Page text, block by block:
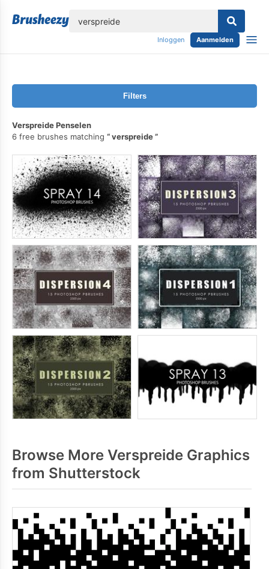
Inloggen Aanmelden
Filters
Verspreide Penselen
6 free brushes matching
verspreide
Browse More Verspreide Graphics
from Shutterstock